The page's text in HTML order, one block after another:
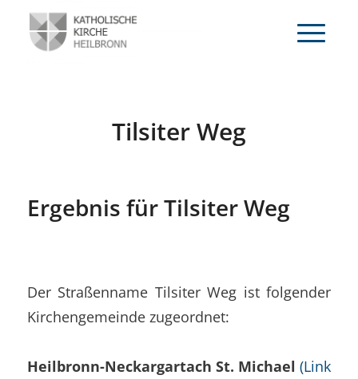
Tilsiter Weg
Ergebnis für Tilsiter Weg
Der Straßenname Tilsiter Weg ist folgender
Kirchengemeinde zugeordnet:
Heilbronn-Neckargartach St. Michael(Link